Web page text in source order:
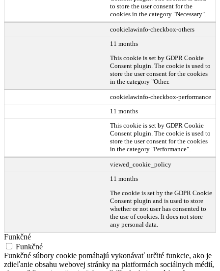
to store the user consent for the
cookies in the category "Necessary".
cookielawinfo-checkbox-others
11 months
This cookie is set by GDPR Cookie
Consent plugin. The cookie is used to
store the user consent for the cookies
in the category "Other.
cookielawinfo-checkbox-performance
11 months
This cookie is set by GDPR Cookie
Consent plugin. The cookie is used to
store the user consent for the cookies
in the category "Performance".
viewed_cookie_policy
11 months
The cookie is set by the GDPR Cookie
Consent plugin and is used to store
whether or not user has consented to
the use of cookies. It does not store
any personal data.
Funkčné
Funkčné
Funkčné súbory cookie pomáhajú vykonávať určité funkcie, ako je
zdieľanie obsahu webovej stránky na platformách sociálnych médií,